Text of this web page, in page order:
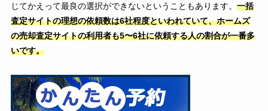
じてかえって最良の選択ができないということもあります。 一括
査定サイトの理想の依頼数は6社程度といわれていて、ホームズ
の売却査定サイトの利用者も5〜6社に依頼する人の割合が一番多
いです。